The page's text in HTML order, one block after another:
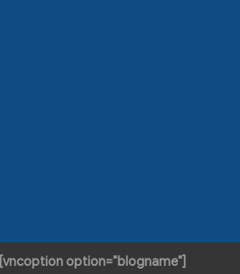
[vncoption option="blogname"]